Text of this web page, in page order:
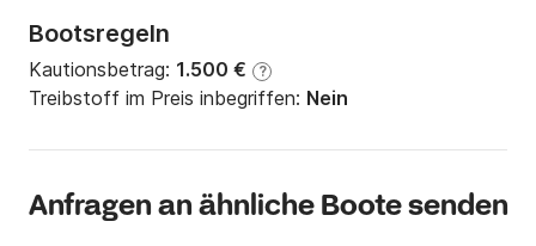
Bootsregeln
Kautionsbetrag: 1.500 € ?
Treibstoff im Preis inbegriffen: Nein
Anfragen an ähnliche Boote senden